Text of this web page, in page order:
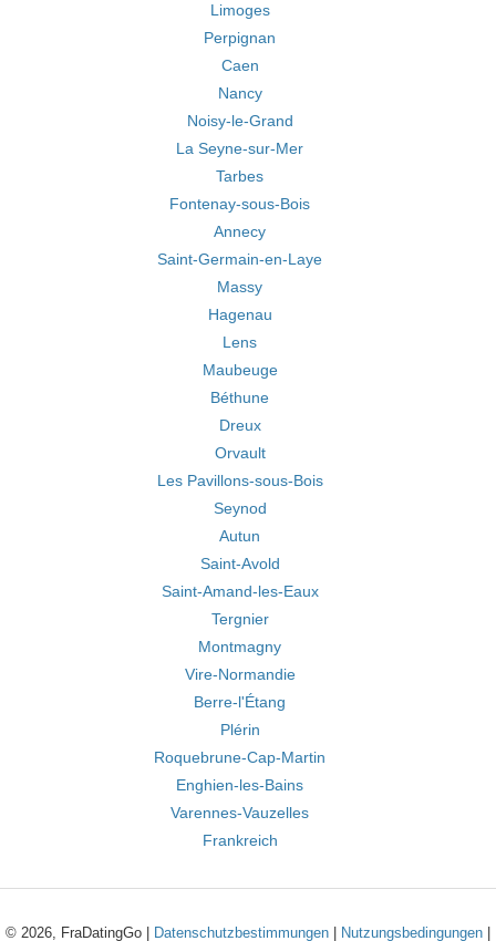
Limoges
Perpignan
Caen
Nancy
Noisy-le-Grand
La Seyne-sur-Mer
Tarbes
Fontenay-sous-Bois
Annecy
Saint-Germain-en-Laye
Massy
Hagenau
Lens
Maubeuge
Béthune
Dreux
Orvault
Les Pavillons-sous-Bois
Seynod
Autun
Saint-Avold
Saint-Amand-les-Eaux
Tergnier
Montmagny
Vire-Normandie
Berre-l'Étang
Plérin
Roquebrune-Cap-Martin
Enghien-les-Bains
Varennes-Vauzelles
Frankreich
© 2026, FraDatingGo | Datenschutzbestimmungen Nutzungsbedingungen